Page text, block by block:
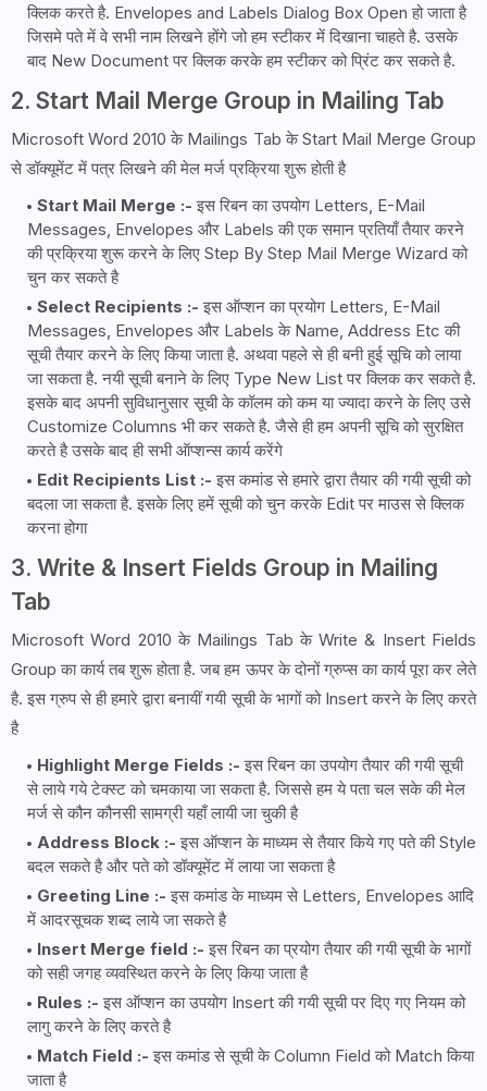
क्लिक करते है. Envelopes and Labels Dialog Box Open हो जाता है
जिसमे पते में वे सभी नाम लिखने होंगे जो हम स्टीकर में दिखाना चाहते है. उसके
बाद New Document पर क्लिक करके हम स्टीकर को प्रिंट कर सकते है.
2. Start Mail Merge Group in Mailing Tab
Microsoft Word 2010 के Mailings Tab के Start Mail Merge Group
से डॉक्यूमेंट में पत्र लिखने की मेल मर्ज प्रक्रिया शुरू होती है
Start Mail Merge :-इस रिबन का उपयोग Letters, E-Mail
Messages, Envelopes और Labels की एक समान प्रतियाँ तैयार करने
की प्रक्रिया शुरू करने के लिए Step By Step Mail Merge Wizard को
चुन कर सकते है
Select Recipients :-इस ऑप्शन का प्रयोग Letters, E-Mail
Messages, Envelopes और Labels के Name, Address Etc की
सूची तैयार करने के लिए किया जाता है. अथवा पहले से ही बनी हुई सूचि को लाया
जा सकता है. नयी सूची बनाने के लिए Type New List पर क्लिक कर सकते है.
इसके बाद अपनी सुविधानुसार सूची के कॉलम को कम या ज्यादा करने के लिए उसे
Customize Columns भी कर सकते है. जैसे ही हम अपनी सूचि को सुरक्षित
करते है उसके बाद ही सभी ऑप्शन्स कार्य करेंगे
Edit Recipients List :- इस कमांड से हमारे द्वारा तैयार की गयी सूची को
बदला जा सकता है. इसके लिए हमें सूची को चुन करके Edit पर माउस से क्लिक
करना होगा
3. Write & Insert Fields Group in Mailing
Tab
Microsoft Word 2010 के Mailings Tab के Write & Insert Fields
Group का कार्य तब शुरू होता है. जब हम ऊपर के दोनों ग्रुप्स का कार्य पूरा कर लेते
है. इस ग्रुप से ही हमारे द्वारा बनायीं गयी सूची के भागों को Insert करने के लिए करते
है
Highlight Merge Fields :- इस रिबन का उपयोग तैयार की गयी सूची
से लाये गये टेक्स्ट को चमकाया जा सकता है. जिससे हम ये पता चल सके की मेल
मर्ज से कौन कौनसी सामग्री यहाँ लायी जा चुकी है
Address Block :-इस ऑप्शन के माध्यम से तैयार किये गए पते की Style
बदल सकते है और पते को डॉक्यूमेंट में लाया जा सकता है
Greeting Line :- इस कमांड के माध्यम से Letters, Envelopes आदि
में आदरसूचक शब्द लाये जा सकते है
Insert Merge field :-इस रिबन का प्रयोग तैयार की गयी सूची के भागों
को सही जगह व्यवस्थित करने के लिए किया जाता है
Rules :- इस ऑप्शन का उपयोग Insert की गयी सूची पर दिए गए नियम को
लागु करने के लिए करते है
Match Field :- इस कमांड से सूची के Column Field को Match किया
जाता है